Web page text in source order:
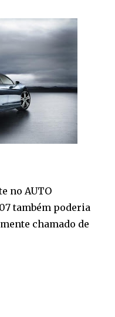
no AUTO
também poderia
chamado de